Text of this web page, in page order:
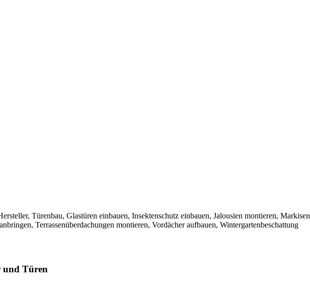
Türenbau, Glastüren einbauen, Insektenschutz einbauen, Jalousien montieren, Markisen
Terrassenüberdachungen montieren, Vordächer aufbauen, Wintergartenbeschattung
und Türen